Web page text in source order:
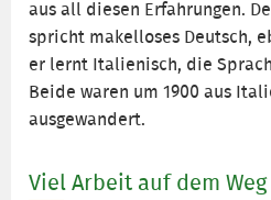
aus all diesen Erfahrungen.
spricht makelloses Deutsch,
er lernt Italienisch, die
Beide waren um 1900 aus
ausgewandert.
Viel Arbeit auf dem